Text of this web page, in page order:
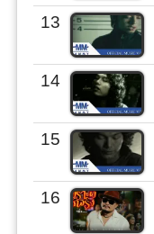
13
14
15
16